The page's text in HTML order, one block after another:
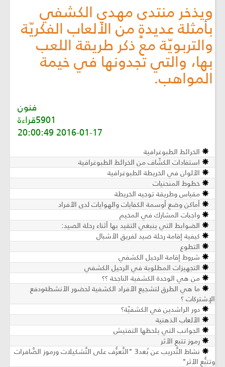
ويذخر منتدى مهدي الكشفي
بأمثلة عديدةٍ من الألعاب الفكريّة
والتربويّة مع ذكر طريقة اللعب
بها، والتي تجدونها في خيمة
المواهب.
فنون
5901قراءة
2016-01-17 20:00:49
الخرائط الطبوغرافية
استفادات الكشّاف من الخرائط الطبوغرافية
الألوان في الخريطة الطبوغرافية
خطوط المنحنيات
مقياس وطريقة توجيه الخريطة
أماكن وضع أوسمة الكفايات والهوايات لدى الأفراد
واجبات المشارك في المخيم
الضوابط التي ينبغي التقيد بها أثناء رحلة الصيد:
كيفية إقامة رحلة صيد لفريق الأشبال
التطوع
شروط إقامة الرحيل الكشفي
التجهيزات المطلوبة في الرحيل الكشفي
من هي الوحدة الكشفية الناجحة ؟؟
ما هي الطرق لتشجيع الأفراد الكشفية لحضور الأنشطةودفع
الإشتركات ؟
دور الراشدين في الكشفيّة؟
الألعاب الذهنية
الجوانب التي يلحظها التفتيش
رموز تتبع الأثر
نشاط التَّدريب عن بُعد3 "التَّعرُّف على التَّشكيلات ورموز الصَّافرات
وتتبُّع الأثر"